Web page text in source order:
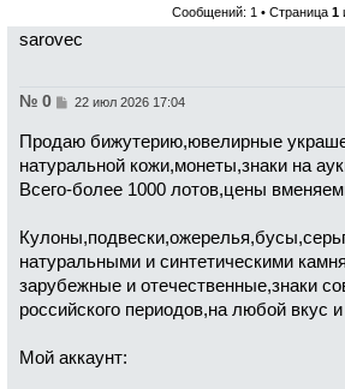
Сообщений: 1 • Страница 1
sarovec
№ 0
С
б
щ
н
22 июл 2026 17:04
Продаю бижутерию,ювелирные
натуральной кожи,монеты,знаки на
Всего-более 1000 лотов,цены
натуральными и синтетическими
зарубежные и отечественные,знаки
российского периодов,на любой вкус
Мой аккаунт: